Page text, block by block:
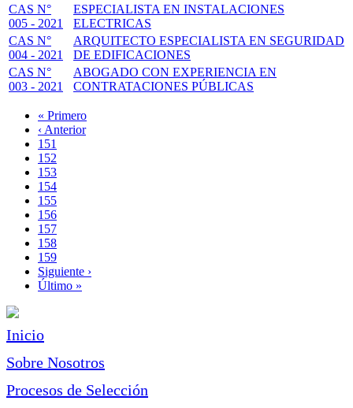
CAS N°
005 - 2021
ESPECIALISTA EN INSTALACIONES
ELECTRICAS
CAS N°
004 - 2021
ARQUITECTO ESPECIALISTA EN SEGURIDAD
DE EDIFICACIONES
CAS N°
003 - 2021
ABOGADO CON EXPERIENCIA EN
CONTRATACIONES PÚBLICAS
Paginación
Primera
página
« Primero
Página
anterior
‹ Anterior
Page
151
Page
152
Page
153
Page
154
Page
155
Page
156
Page
157
Página
actual
158
Page
159
Siguiente
página
Siguiente ›
Última
Último »
Inicio
Sobre Nosotros
Procesos de Selección